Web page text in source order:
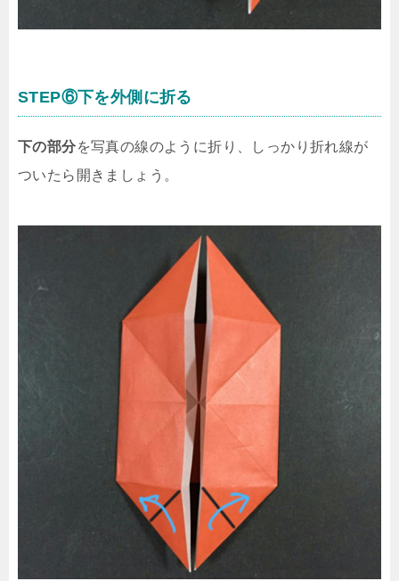
STEP⑥下を外側に折る
下の部分を写真の線のように折り、しっかり折れ線が
ついたら開きましょう。